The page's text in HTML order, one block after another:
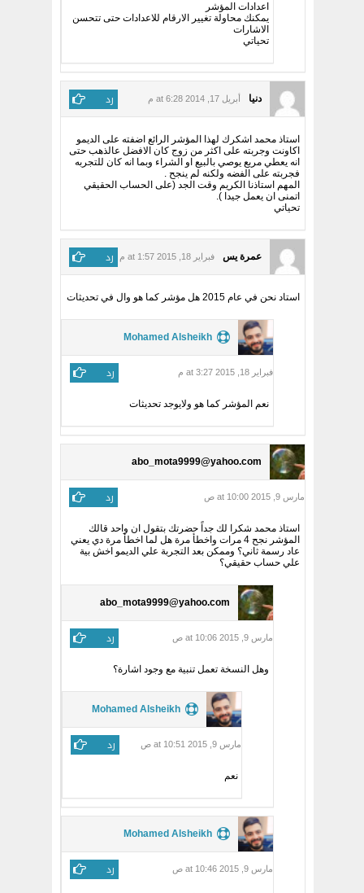
اعدادات المؤشر
يمكنك محاولة تغيير الارقام للاعدادات حتى تتحسن
الاشارات
تحياتي
دنيا أبريل 17, 2014 at 6:28 م رد
استاذ محمد اشكرك لهذا المؤشر الرائع اضفته على الديمو
اكاونت وجربته على اكثر من زوج كان الافضل عالذهب حتى
انه يعطي مربع يوصي بالبيع او الشراء وبما انه كان للتجربه
فجربته على الفضه ولكنه لم ينجح .
المهم استاذنا الكريم وقت الجد (على الحساب الحقيقي
اتمنى ان يعمل جيدا ).
تحياتي
عمرة يس فبراير 18, 2015 at 1:57 م رد
استاد نحن في عام 2015 هل مؤشر كما هو وال في تحديثات
Mohamed Alsheikh
فبراير 18, 2015 at 3:27 م رد
نعم المؤشر كما هو ولايوجد تحديثات
abo_mota9999@yahoo.com
مارس 9, 2015 at 10:00 ص رد
استاذ محمد شكرا لك جداً حضرتك بتقول ان واحد قالك
المؤشر نجح 4 مرات واخطأ مرة هل لما اخطأ مرة دي يعني
عاد رسمة ثاني؟ وممكن بعد التجربة علي الديمو اخش بية
علي حساب حقيقي؟
abo_mota9999@yahoo.com
مارس 9, 2015 at 10:06 ص رد
وهل النسخة تعمل تنبية مع وجود اشارة؟
Mohamed Alsheikh
مارس 9, 2015 at 10:51 ص رد
نعم
Mohamed Alsheikh
مارس 9, 2015 at 10:46 ص رد